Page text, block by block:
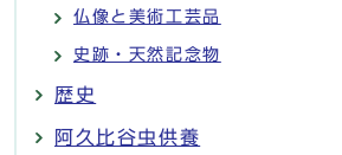
仏像と美術工芸品
史跡・天然記念物
歴史
阿久比谷虫供養